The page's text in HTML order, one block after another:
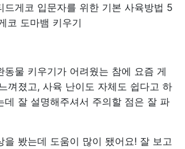
드게코 입문자를 위한 기본 사육방법 5
코 도마뱀 키우기
동물 키우기가 어려웠는 참에 요즘 게
껴졌고, 사육 난이도 자체도 쉽다고 하
데 잘 설명해주셔서 주의할 점은 잘 파
을 봤는데 도움이 많이 됐어요! 잘 보고